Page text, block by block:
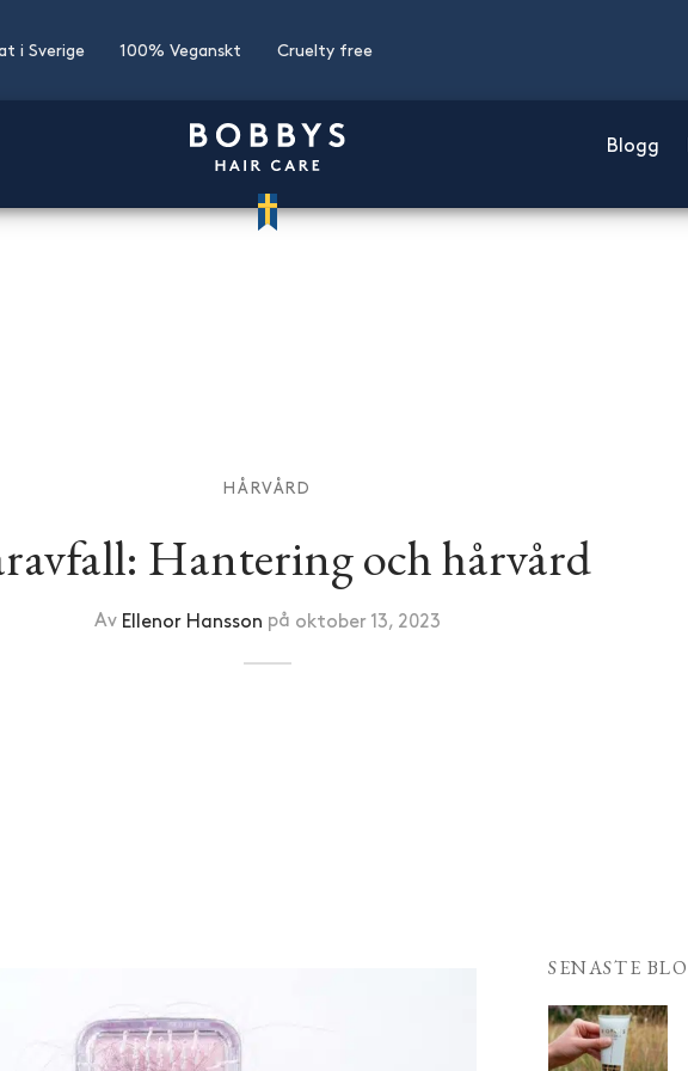
i Sverige 100% Veganskt Cruelty free
Blogg
HÅRVÅRD
Hantering och hårvård
Av Ellenor Hansson på oktober 13, 2023
SENASTE